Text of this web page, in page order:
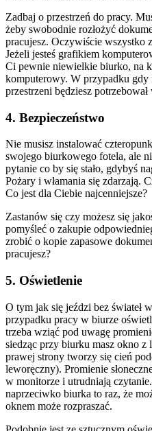
Zadbaj o przestrzeń do pracy.
żeby swobodnie rozłożyć
pracujesz. Oczywiście wszystko
Jeżeli jesteś grafikiem
Ci pewnie niewielkie biurko, na
komputerowy. W przypadku gdy
przestrzeni będziesz potrzebował
4. Bezpieczeństwo
Nie musisz instalować
swojego biurkowego fotela, ale
pytanie co by się stało, gdybyś
Pożary i włamania się zdarzają.
Co jest dla Ciebie najcenniejsze?
Zastanów się czy możesz się
pomyśleć o zakupie
zrobić o kopie zapasowe
pracujesz?
5. Oświetlenie
O tym jak się jeździ bez świateł
przypadku pracy w biurze
trzeba wziąć pod uwagę
siedząc przy biurku masz okno
prawej strony tworzy się cień
leworęczny). Promienie
w monitorze i utrudniają
naprzeciwko biurka to raz, że
oknem może rozpraszać.